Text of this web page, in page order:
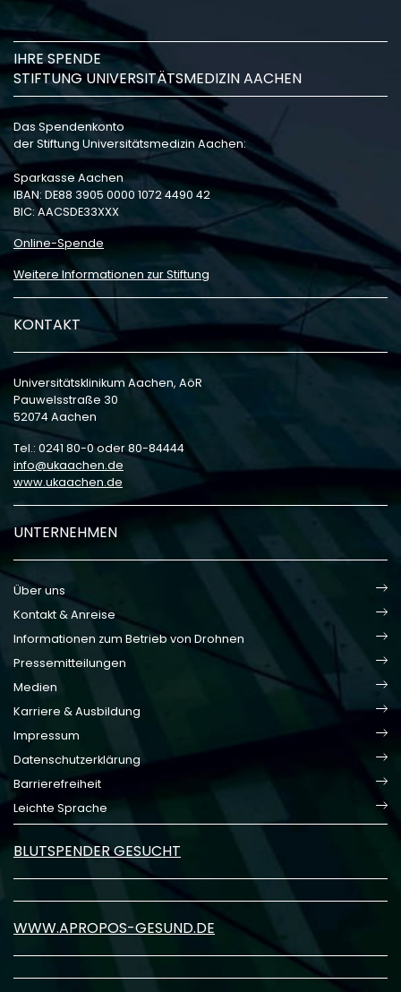
IHRE SPENDE
STIFTUNG UNIVERSITÄTSMEDIZIN AACHEN
Das Spendenkonto
der Stiftung Universitätsmedizin Aachen:
Sparkasse Aachen
IBAN: DE88 3905 0000 1072 4490 42
BIC: AACSDE33XXX
Online-Spende
Weitere Informationen zur Stiftung
KONTAKT
Universitätsklinikum Aachen, AöR
Pauwelsstraße 30
52074 Aachen
Tel.: 0241 80-0 oder 80-84444
info
ukaachen de
www.ukaachen.de
UNTERNEHMEN
Über uns
Kontakt & Anreise
Informationen zum Betrieb von Drohnen
Pressemitteilungen
Medien
Karriere & Ausbildung
Impressum
Datenschutzerklärung
Barrierefreiheit
Leichte Sprache
BLUTSPENDER GESUCHT
WWW.APROPOS-GESUND.DE